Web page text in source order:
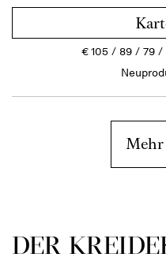
€105 89 79
Mehr
DER